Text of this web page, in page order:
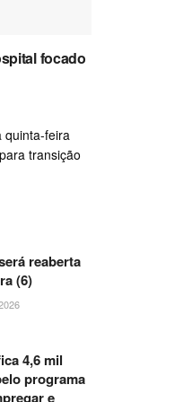
focado
quinta-feira
transição
reaberta
(6)
4,6 mil
programa
e